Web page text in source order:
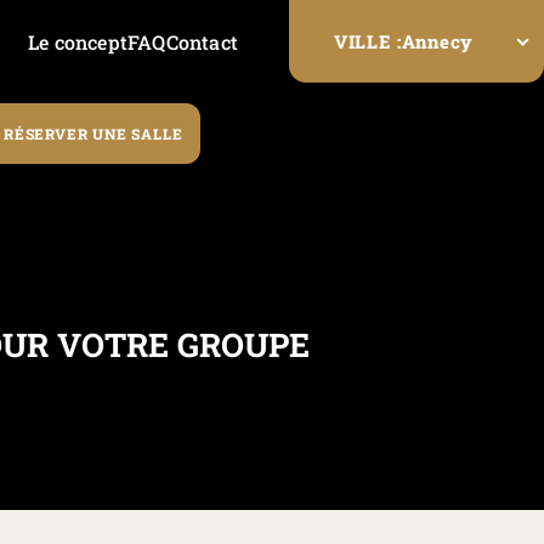
Le conceptFAQContact VILLE :Annecy
RÉSERVER UNE SALLE
VOTRE GROUPE